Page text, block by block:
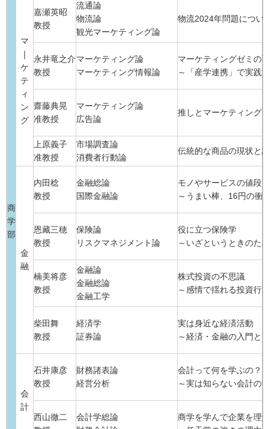
商
学
部
マ
｜
ケ
テ
ィ
ン
グ
嘉瀬英昭
教授
流通論
物流論
観光マーケティング論
物流2024年問題につい
永井竜之介
教授
マーケティング論
マーケティング情報論
マーケティングゼミの
～「産学連携」で実践
齋藤典晃
准教授
マーケティング論
広告論
推しとマーケティング
上原義子
准教授
市場調査論
消費者行動論
伝統的な商品の現状と
金
融
内田稔
教授
金融総論
国際金融論
モノやサービスの値段
～うまい棒、16円の衝
恩藏三穂
教授
保険論
リスクマネジメント論
役に立つ保険学
～いざというときのた
楠美将彦
教授
金融論
金融総論
金融工学
株式投資の不思議
～感情で揺れる投資行
柴田舞
教授
経済学
証券論
実は身近な経済活動
～経済・金融の入門と
会
計
石井康彦
教授
財務諸表論
経営分析
会計って何を学ぶの？
～実は知らない会計の
西山徹二
会計学総論
商学を学んで企業を理